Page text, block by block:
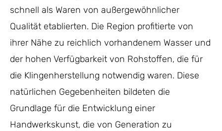
schnell als Waren von außergewöhnlicher
Qualität etablierten. Die Region profitierte von
ihrer Nähe zu reichlich vorhandenem Wasser und
der hohen Verfügbarkeit von Rohstoffen, die für
die Klingenherstellung notwendig waren. Diese
natürlichen Gegebenheiten bildeten die
Grundlage für die Entwicklung einer
Handwerkskunst, die von Generation zu